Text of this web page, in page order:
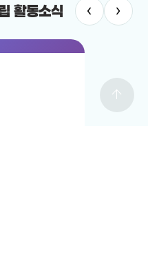
활동소식 ‹ ›
arrow_upward